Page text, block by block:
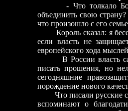
- Что толкало
объединить свою
что произошло с его
Король сказал: я
если власть не
европейского хода
В России власть
писать прошения, но
сегодняшние
порождение нового
Что писали русские
вспоминают о